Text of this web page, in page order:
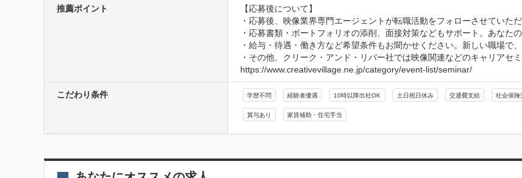
推薦ポイント
【応募後について】
・応募後、映像業界専門エージェントが転職活動をフォローさせていた
・応募書類・ポートフォリオの添削、面接対策などもサポート。あなた
・給与・待遇・働き方など希望条件もお聞かせください。新しい職場で
・その他、クリーク・アンド・リバー社では映像関連などのキャリアセ
https://www.creativevillage.ne.jp/category/event-list/seminar/
こだわり条件 学歴不問 経験者優遇 10時以降出社OK 土日祝日休み 交通費支給 社会保険
賞与あり 家賃補助・住宅手当